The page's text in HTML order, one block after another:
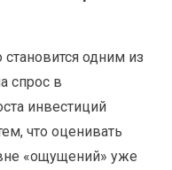
одним из
спрос в
инвестиций
что оценивать
«ощущений» уже